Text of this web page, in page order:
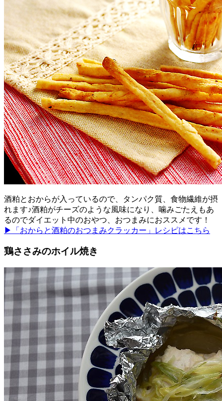
酒粕とおからが入っているので、タンパク質、食物繊維が摂
れます♪酒粕がチーズのような風味になり、噛みごたえもあ
るのでダイエット中のおやつ、おつまみにおススメです！
▶「おからと酒粕のおつまみクラッカー」レシピはこちら
鶏ささみのホイル焼き